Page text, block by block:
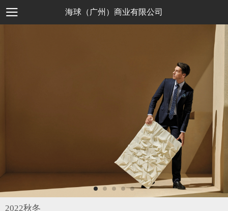
海球（广州）商业有限公司
2022秋冬